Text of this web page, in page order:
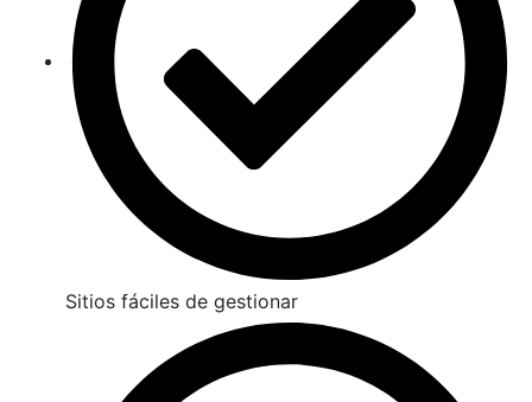
Sitios fáciles de gestionar